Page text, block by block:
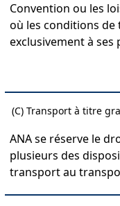
Convention ou les
où les conditions
exclusivement à ses
(C) Transport à titre
ANA se réserve le
plusieurs des
transport au